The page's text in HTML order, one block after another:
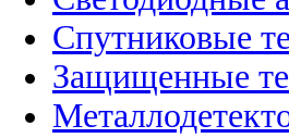
Спутниковые
Защищенные